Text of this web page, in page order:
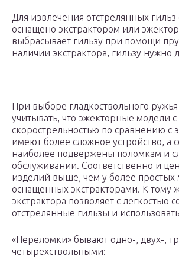
Для извлечения отстрелянных
оснащено экстрактором или
выбрасывает гильзу при помощи
наличии экстрактора, гильзу нужно
При выборе гладкоствольного ружья
учитывать, что эжекторные модели
скорострельностью по сравнению с
имеют более сложное устройство, а
наиболее подвержены поломкам и
обслуживании. Соответственно и
изделий выше, чем у более простых
оснащенных экстракторами. К тому
экстрактора позволяет с легкостью
отстрелянные гильзы и
«Переломки» бывают одно-, двух-,
четырехствольными: